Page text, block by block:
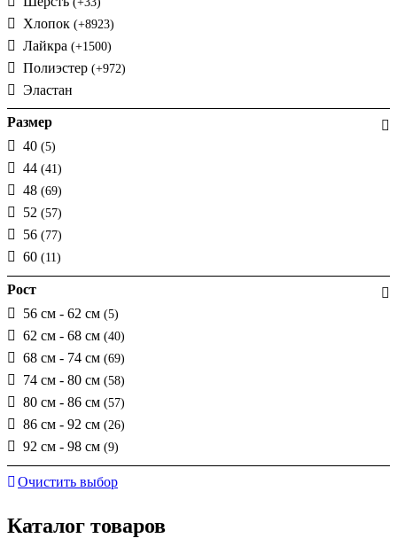
Хлопок (+8923)
Лайкра (+1500)
Полиэстер (+972)
Эластан
Размер
40 (5)
44 (41)
48 (69)
52 (57)
56 (77)
60 (11)
Рост
56 см - 62 см (5)
62 см - 68 см (40)
68 см - 74 см (69)
74 см - 80 см (58)
80 см - 86 см (57)
86 см - 92 см (26)
92 см - 98 см (9)
Очистить выбор
Каталог товаров